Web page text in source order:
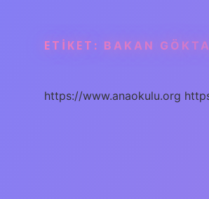
ETIKET: BAKAN
https://www.anaokulu.org